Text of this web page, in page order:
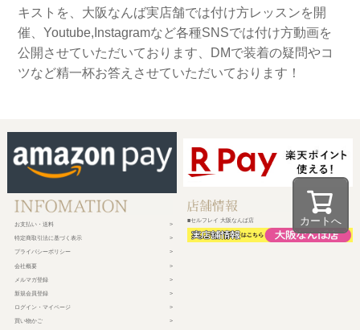
カートへ
キストを、大阪なんば実店舗では付け方レッスンを開
催、Youtube,Instagramなど各種SNSでは付け方動画を
公開させていただいております、DMで装着の疑問やコ
ツなど精一杯お答えさせていただいております！
お支払い・送料
特定商取引法に基づく表示
プライバシーポリシー
会社概要
メルマガ登録
新規会員登録
ログイン・マイページ
買い物かご
■セルフレイ 大阪なんば店